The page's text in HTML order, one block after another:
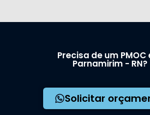
Precisa de um PMOC
Parnamirim - RN?
Solicitar